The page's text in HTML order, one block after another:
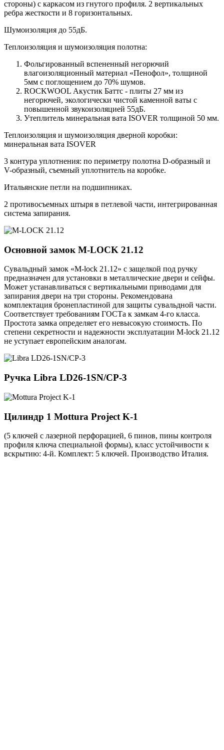
стороны) c каркасом из гнутого профиля. 2 вертикальных
ребра жесткости и 8 горизонтальных.
Шумоизоляция до 55дБ.
Теплоизоляция и шумоизоляция полотна:
Фольгированный вспененный негорючий
влагоизоляционный материал «Пенофол», толщиной
5мм с поглощением до 70% шумов.
ROCKWOOL Акустик Баттс - плиты 27 мм из
негорючей, экологически чистой каменной ваты с
повышенной звукоизоляцией 55дБ.
Утеплитель минеральная вата ISOVER толщиной 50 мм.
Теплоизоляция и шумоизоляция дверной коробки:
минеральная вата ISOVER
3 контура уплотнения: по периметру полотна D-образный и
V-образный, съемный уплотнитель на коробке.
Итальянские петли на подшипниках.
2 противосъемных штыря в петлевой части, интегрированная
система запирания.
Основной замок M-LOCK 21.12
Сувальдный замок «M-lock 21.12» с защелкой под ручку
предназначен для установки в металлические двери и сейфы.
Может устанавливаться с вертикальными приводами для
запирания двери на три стороны. Рекомендована
комплектация бронепластиной для защиты сувальдной части.
Соответствует требованиям ГОСТа к замкам 4-го класса.
Простота замка определяет его невысокую стоимость. По
степени секретности и надежности эксплуатации M-lock 21.12
не уступает европейским аналогам.
Ручка Libra LD26-1SN/CP-3
Цилиндр 1 Mottura Project K-1
(5 ключей с лазерной перфорацией, 6 пинов, пины контроля
профиля ключа специальной формы), класс устойчивости к
вскрытию: 4-й. Комплект: 5 ключей. Производство Италия.